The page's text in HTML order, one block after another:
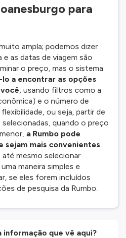
para
ampla; podemos dizer
e as datas de viagem são
o preço, mas o sistema
lo a encontrar as opções
, usando filtros como a
e o número de
ou seja, partir de
selecionadas, quando o preço
a Rumbo pode
mais convenientes
até mesmo selecionar
maneira simples e
se eles forem incluídos
de pesquisa da Rumbo.
informação que vê aqui?